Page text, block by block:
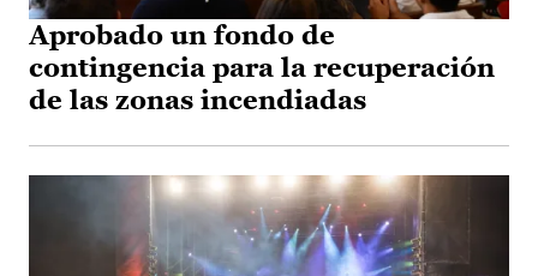
Aprobado un fondo de
contingencia para la recuperación
de las zonas incendiadas